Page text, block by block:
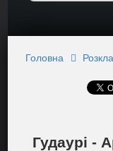
Головна
Гудаурі -